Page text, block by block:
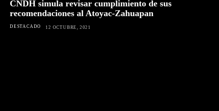
CNDH simula revisar cumplimiento de sus
recomendaciones al Atoyac-Zahuapan
DESTACADO 12 OCTUBRE, 2021